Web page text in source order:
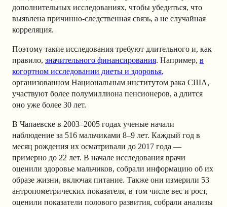
дополнительных исследованиях, чтобы убедиться, что
выявлена причинно-следственная связь, а не случайная
корреляция.
Поэтому такие исследования требуют длительного и, как
правило, значительного финансирования. Например, в
когортном исследовании диеты и здоровья,
организованном Национальным институтом рака США,
участвуют более полумиллиона пенсионеров, а длится
оно уже более 30 лет.
В Чапаевске в 2003–2005 годах ученые начали
наблюдение за 516 мальчиками 8–9 лет. Каждый год в
месяц рождения их осматривали до 2017 года —
примерно до 22 лет. В начале исследования врачи
оценили здоровье мальчиков, собрали информацию об их
образе жизни, включая питание. Также они измерили 53
антропометрических показателя, в том числе вес и рост,
оценили показатели полового развития, собрали анализы